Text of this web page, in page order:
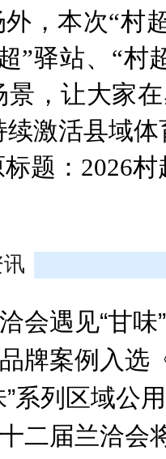
外，本次“村
”驿站、“村
景，让大家
续激活县域
标题：2026
会遇见“甘味”
牌案例入选
”系列区域公
二届兰洽会